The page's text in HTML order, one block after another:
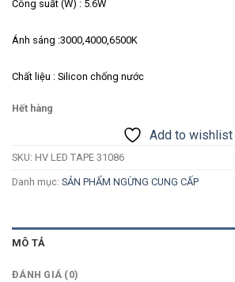
Công suất (W) : 5.6W
Ánh sáng :3000,4000,6500K
Chất liệu : Silicon chống nước
Hết hàng
Add to wishlist
SKU: HV LED TAPE 31086
Danh mục: SẢN PHẨM NGỪNG CUNG CẤP
MÔ TẢ
ĐÁNH GIÁ (0)